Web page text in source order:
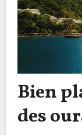
Bien
des